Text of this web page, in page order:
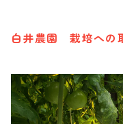
白井農園 栽培への